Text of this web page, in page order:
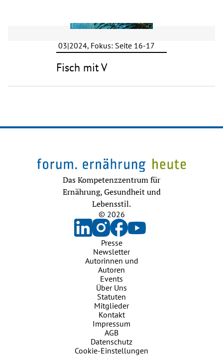
03|2024, Fokus: Seite 16-17
Fisch mit V
Das Kompetenzzentrum für
Ernährung, Gesundheit und
Lebensstil.
© 2026
Presse
Newsletter
Autorinnen und
Autoren
Events
Über Uns
Statuten
Mitglieder
Kontakt
Impressum
AGB
Datenschutz
Cookie-Einstellungen